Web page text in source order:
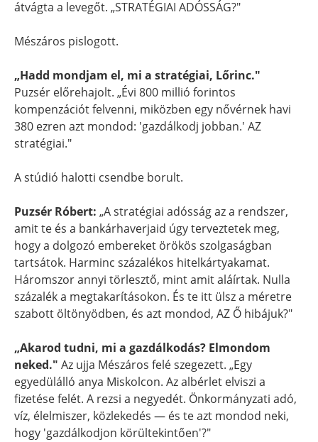
átvágta a levegőt. „STRATÉGIAI ADÓSSÁG?"
Mészáros pislogott.
„Hadd mondjam el, mi a stratégiai, Lőrinc."
Puzsér előrehajolt. „Évi 800 millió forintos
kompenzációt felvenni, miközben egy nővérnek havi
380 ezren azt mondod: 'gazdálkodj jobban.' AZ
stratégiai."
A stúdió halotti csendbe borult.
Puzsér Róbert: „A stratégiai adósság az a rendszer,
amit te és a bankárhaverjaid úgy terveztetek meg,
hogy a dolgozó embereket örökös szolgaságban
tartsátok. Harminc százalékos hitelkártyakamat.
Háromszor annyi törlesztő, mint amit aláírtak. Nulla
százalék a megtakarításokon. És te itt ülsz a méretre
szabott öltönyödben, és azt mondod, AZ Ő hibájuk?"
„Akarod tudni, mi a gazdálkodás? Elmondom
neked." Az ujja Mészáros felé szegezett. „Egy
egyedülálló anya Miskolcon. Az albérlet elviszi a
fizetése felét. A rezsi a negyedét. Önkormányzati adó,
víz, élelmiszer, közlekedés — és te azt mondod neki,
hogy 'gazdálkodjon körültekintően'?"